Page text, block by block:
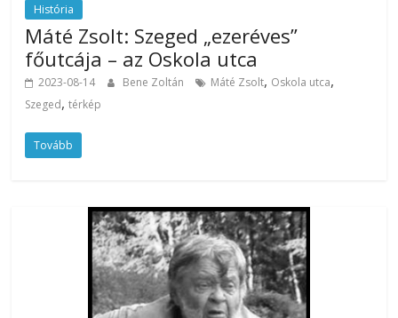
História
Máté Zsolt: Szeged „ezeréves”
főutcája – az Oskola utca
2023-08-14 Bene Zoltán Máté Zsolt, Oskola utca,
Szeged,térkép
Tovább